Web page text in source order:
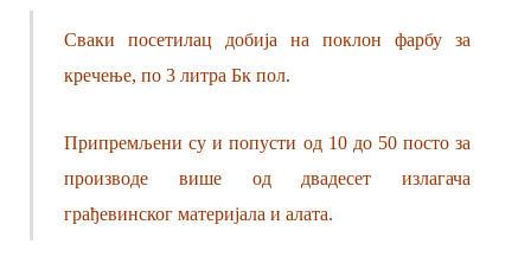
Сваки посетилац добија на поклон
фарбу за
кречење, по 3 литра Бк пол.
Припремљени су ипопусти од 10 до 50 посто за
производе више од двадесет излагача
грађевинског материјала и алата.